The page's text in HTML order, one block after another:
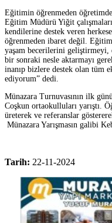
Eğitimin öğrenmeden
Eğitim Müdürü Yiğit
kendilerine destek veren
öğrenmeden ibaret değil.
yaşam becerilerini geliştirmeyi,
bir sonraki nesle aktarmayı
inanıp bizlere destek olan tüm
ediyorum” dedi.
Münazara Turnuvasının ilk
Coşkun ortaokulluları yarıştı.
üreterek ve referanslar
Münazara Yarışmasın galibi
Tarih: 22-11-2024